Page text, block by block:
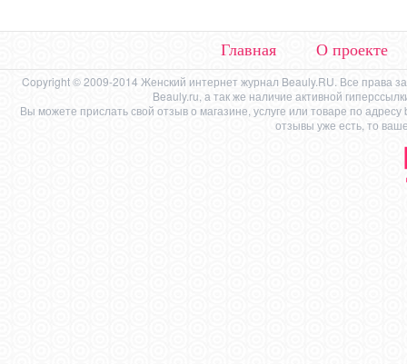
Главная О проекте
Copyright © 2009-2014 Женский интернет журнал Beauly.RU. Все права
Beauly.ru, а так же наличие активной
Вы можете прислать свой отзыв о магазине, услуге или товаре по адресу
отзывы уже есть, то